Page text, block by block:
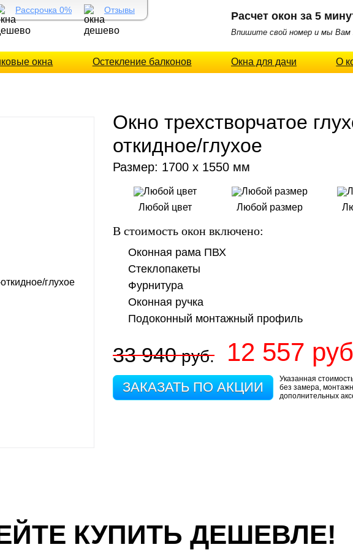
Рассрочка 0% Отзывы Расчет окон за 5
Впишите свой номер и мы Вам
окна Остекление балконов Окна для дачи О
Окно трехстворчатое
откидное/глухое
Размер: 1700 х 1550 мм
Любой цвет Любой размер
В стоимость окон включено:
Оконная рама ПВХ
Стеклопакеты
Фурнитура
Оконная ручка
Подоконный монтажный профиль
33 940руб. 12 557
ЗАКАЗАТЬ ПО АКЦИИ
Указанная
без замера,
дополнительных
КУПИТЬ ДЕШЕВЛЕ!